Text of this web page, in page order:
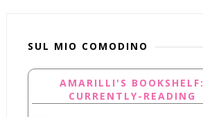
SUL MIO COMODINO
AMARILLI'S BOOKSHELF:
CURRENTLY-READING